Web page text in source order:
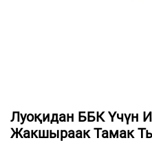
Луоқидан ББК Үчүн
Жакшыраак Тамак